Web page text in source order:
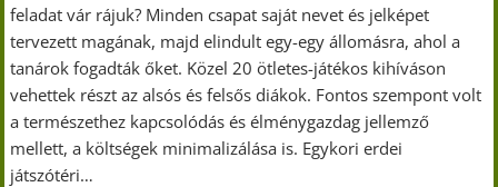
feladat vár rájuk? Minden csapat saját nevet és jelképet
tervezett magának, majd elindult egy-egy állomásra, ahol a
tanárok fogadták őket. Közel 20 ötletes-játékos kihíváson
vehettek részt az alsós és felsős diákok. Fontos szempont volt
a természethez kapcsolódás és élménygazdag jellemző
mellett, a költségek minimalizálása is. Egykori erdei
játszótéri…